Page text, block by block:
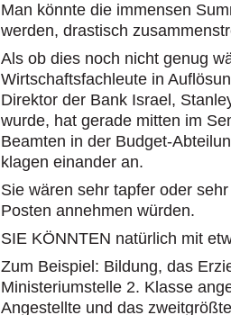
Man könnte die immensen
werden, drastisch
Als ob dies noch nicht genug
Wirtschaftsfachleute in
Direktor der Bank Israel,
wurde, hat gerade mitten im
Beamten in der Budget-
klagen einander an.
Sie wären sehr tapfer oder
Posten annehmen würden.
SIE KÖNNTEN natürlich mit
Zum Beispiel: Bildung, das
Ministeriumstelle 2. Klasse
Angestellte und das